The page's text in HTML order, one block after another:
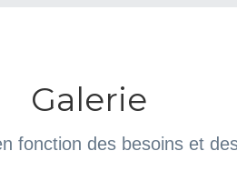
Galerie
fonction des besoins et